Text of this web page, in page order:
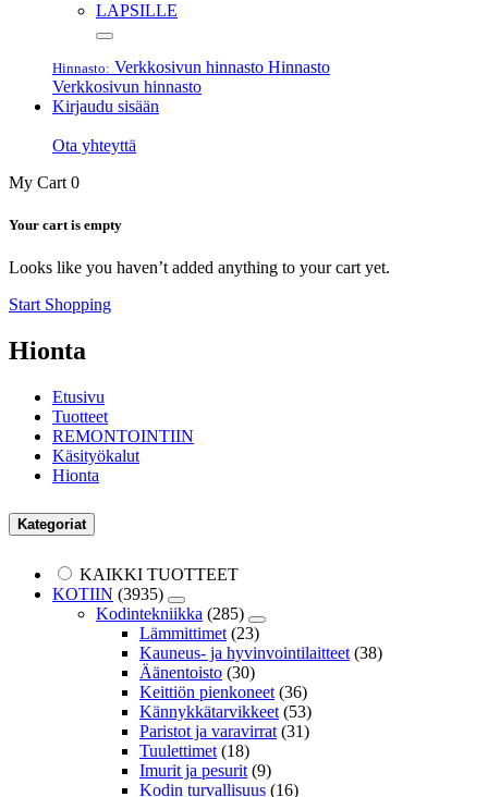
LAPSILLE
Hinnasto: Verkkosivun hinnasto Hinnasto
Verkkosivun hinnasto
Kirjaudu sisään
Ota yhteyttä
My Cart 0
Your cart is empty
Looks like you haven’t added anything to your cart yet.
Start Shopping
Hionta
Etusivu
Tuotteet
REMONTOINTIIN
Käsityökalut
Hionta
Kategoriat
KAIKKI TUOTTEET
KOTIIN (3935)
Kodintekniikka (285)
Lämmittimet (23)
Kauneus- ja hyvinvointilaitteet (38)
Äänentoisto (30)
Keittiön pienkoneet (36)
Kännykkätarvikkeet (53)
Paristot ja varavirrat (31)
Tuulettimet (18)
Imurit ja pesurit (9)
Kodin turvallisuus (16)